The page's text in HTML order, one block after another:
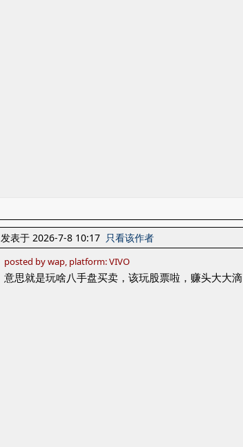
发表于 2026-7-8 10:17 只看该作者
posted by wap, platform: VIVO
意思就是玩啥八手盘买卖，该玩股票啦，赚头大大滴